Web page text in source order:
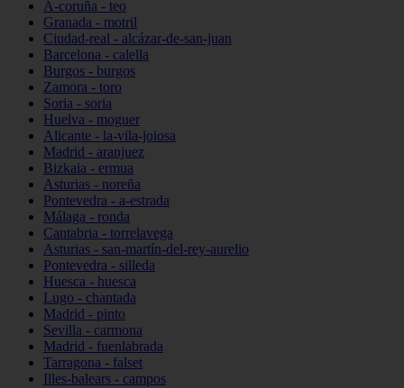
A-coruña - teo
Granada - motril
Ciudad-real - alcázar-de-san-juan
Barcelona - calella
Burgos - burgos
Zamora - toro
Soria - soria
Huelva - moguer
Alicante - la-vila-joiosa
Madrid - aranjuez
Bizkaia - ermua
Asturias - noreña
Pontevedra - a-estrada
Málaga - ronda
Cantabria - torrelavega
Asturias - san-martín-del-rey-aurelio
Pontevedra - silleda
Huesca - huesca
Lugo - chantada
Madrid - pinto
Sevilla - carmona
Madrid - fuenlabrada
Tarragona - falset
Illes-balears - campos